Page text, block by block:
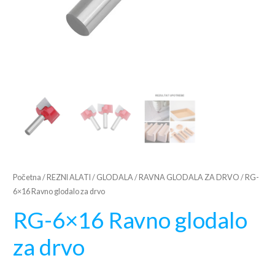
Početna / REZNI ALATI / GLODALA/ RAVNA GLODALA ZA DRVO / RG-
6×16 Ravno glodalo za drvo
RG-6×16 Ravno glodalo
za drvo